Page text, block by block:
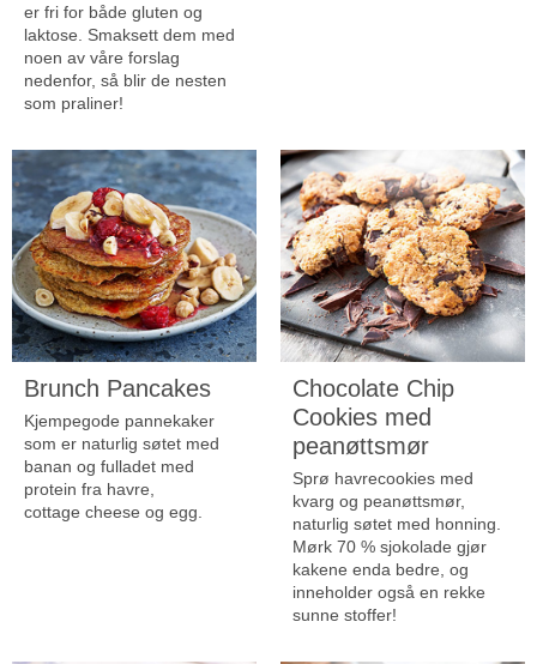
er fri for både gluten og
laktose. Smaksett dem med
noen av våre forslag
nedenfor, så blir de nesten
som praliner!
Brunch Pancakes
Kjempegode pannekaker
som er naturlig søtet med
banan og fulladet med
protein fra havre,
cottage cheese og egg.
Chocolate Chip
Cookies med
peanøttsmør
Sprø havrecookies med
kvarg og peanøttsmør,
naturlig søtet med honning.
Mørk 70 % sjokolade gjør
kakene enda bedre, og
inneholder også en rekke
sunne stoffer!